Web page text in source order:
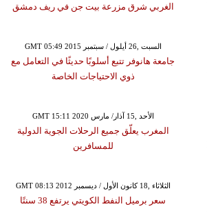
الغربي شرق مزرعة بيت جن في ريف دمشق
GMT 05:49 2015 السبت ,26 أيلول / سبتمبر
جامعة هانوفر تتبع أسلوبًا حديثًا في التعامل مع
ذوي الاحتياجات الخاصة
GMT 15:11 2020 الأحد ,15 آذار/ مارس
المغرب يعلّق جميع الرحلات الجوية الدولية
للمسافرين
GMT 08:13 2012 الثلاثاء ,18 كانون الأول / ديسمبر
سعر برميل النفط الكويتي يرتفع 38 سنتًا